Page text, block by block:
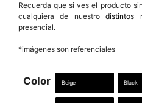
Recuerda que si ves el producto
cualquiera de nuestrodistintos
presencial.
*imágenes son referenciales
Color Beige Black